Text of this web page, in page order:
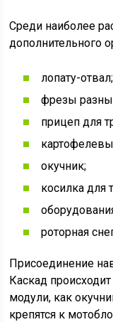
Среди наиболее
дополнительного
лопату-отвал;
фрезы
прицеп для
окучник;
косилка для
роторная
Присоединение
Каскад
модули, как
крепятся к